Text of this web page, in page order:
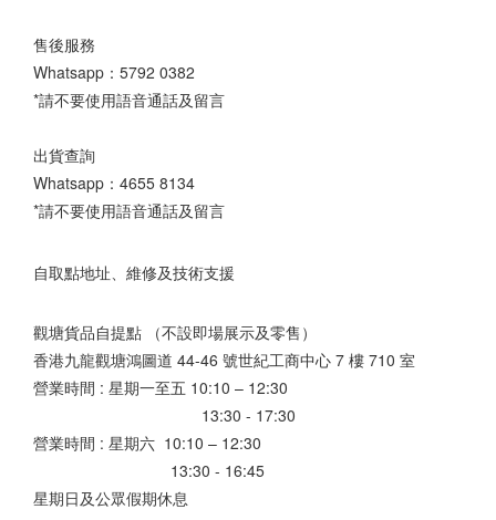
售後服務
Whatsapp： 5792 0382
*請不要使用語音通話及留言
出貨查詢
Whatsapp： 4655 8134
*請不要使用語音通話及留言
自取點地址、維修及技術支援
觀塘貨品自提點 （不設即場展示及零售）
香港九龍觀塘鴻圖道 44-46 號世紀工商中心 7 樓 710 室
營業時間 : 星期一至五 10:10 – 12:30
13:30 - 17:30
營業時間 : 星期六 10:10 – 12:30
13:30 - 16:45
星期日及公眾假期休息